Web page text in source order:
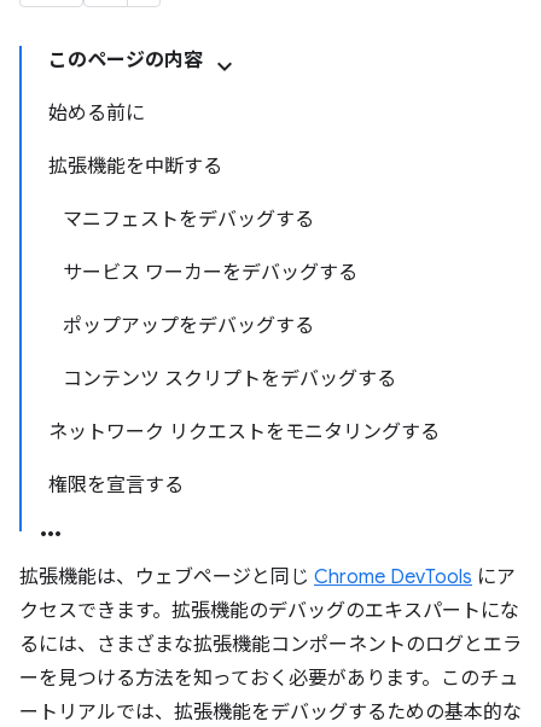
このページの内容
始める前に
拡張機能を中断する
マニフェストをデバッグする
サービス ワーカーをデバッグする
ポップアップをデバッグする
コンテンツ スクリプトをデバッグする
ネットワーク リクエストをモニタリングする
権限を宣言する
拡張機能は、ウェブページと同じ Chrome DevTools にア
クセスできます。拡張機能のデバッグのエキスパートにな
るには、さまざまな拡張機能コンポーネントのログとエラ
ーを見つける方法を知っておく必要があります。このチュ
ートリアルでは、拡張機能をデバッグするための基本的な